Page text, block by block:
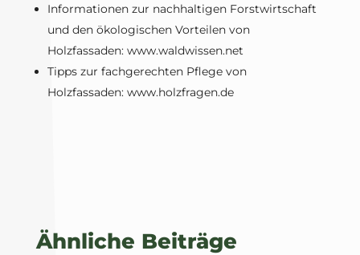
Informationen zur nachhaltigen Forstwirtschaft
und den ökologischen Vorteilen von
Holzfassaden: www.waldwissen.net
Tipps zur fachgerechten Pflege von
Holzfassaden: www.holzfragen.de
Ähnliche Beiträge